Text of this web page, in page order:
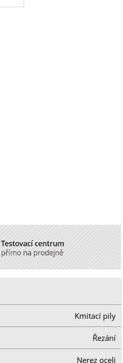
Kmitací pily
Řezání
Nerez oceli